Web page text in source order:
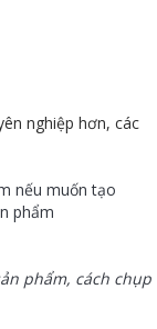
nghiệp hơn, các
nếu muốn tạo
phẩm
phẩm, cách